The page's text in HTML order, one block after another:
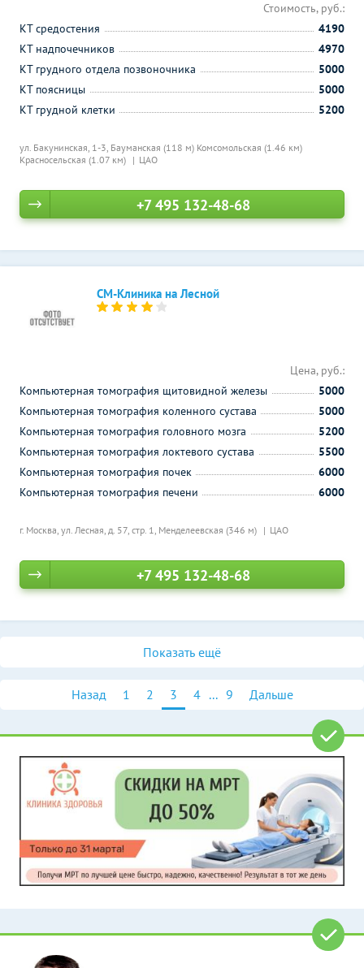
ул. Бакунинская, 1-3, Бауманская (118 м) Комсомольская (1.46 км)
Красносельская (1.07 км)
ЦАО
Стоимость, руб.:
КТ средостения
4190
КТ надпочечников
4970
КТ грудного отдела позвоночника
5000
КТ поясницы
5000
КТ грудной клетки
5200
+7 495 132-48-68
СМ-Клиника на Лесной
г. Москва, ул. Лесная, д. 57, стр. 1, Менделеевская (346 м) ЦАО
Цена, руб.:
Компьютерная томография щитовидной железы
5000
Компьютерная томография коленного сустава
5000
Компьютерная томография головного мозга
5200
Компьютерная томография локтевого сустава
5500
Компьютерная томография почек
6000
Компьютерная томография печени
6000
+7 495 132-48-68
Показать ещё
Назад 1 2 3 4 ... 9 Дальше